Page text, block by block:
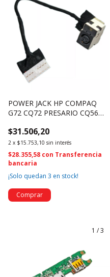
POWER JACK HP COMPAQ
G72 CQ72 PRESARIO CQ56
$31.506,20
2 x $15.753,10 sin interés
$28.355,58 con Transferencia
bancaria
¡Solo quedan 3 en stock!
1 /3